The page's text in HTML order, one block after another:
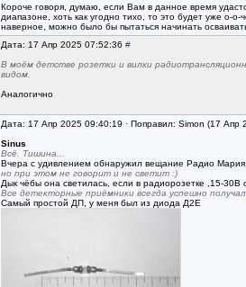
Короче говоря, думаю, если Вам в данное время
диапазоне, хоть как угодно тихо, то это будет уже о-
наверное, можно было бы пытаться начинать
Дата: 17 Апр 2025 07:52:36 #
В моём детстве розетки и вилки
видом.
Аналогично
Дата: 17 Апр 2025 09:40:19 · Поправил: Simon (17 Апр
Sinus
Всё. Тишина...
Вчера с удивлением обнаружил вещание Радио
но при этом не говорит и не светит :)
Дык чёбы она светилась, если в радиорозетке ,15-30В
Все детекторные приёмники всегда успешно
Самый простой ДП, у меня был из диода Д2Е